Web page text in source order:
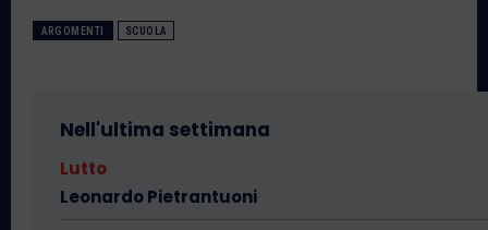
ARGOMENTI SCUOLA
Nell'ultima settimana
Lutto
Leonardo Pietrantuoni